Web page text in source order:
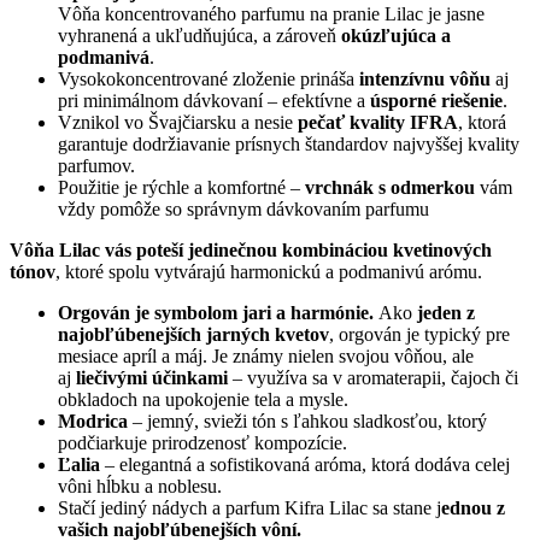
Vôňa koncentrovaného parfumu na pranie Lilac je jasne
vyhranená a ukľudňujúca, a zároveň okúzľujúca a
podmanivá.
Vysokokoncentrované zloženie prináša intenzívnu vôňu aj
pri minimálnom dávkovaní – efektívne a úsporné riešenie.
Vznikol vo Švajčiarsku a nesie pečať kvality IFRA, ktorá
garantuje dodržiavanie prísnych štandardov najvyššej kvality
parfumov.
Použitie je rýchle a komfortné – vrchnák s odmerkou vám
vždy pomôže so správnym dávkovaním parfumu
Vôňa Lilac vás poteší jedinečnou kombináciou kvetinových
tónov, ktoré spolu vytvárajú harmonickú a podmanivú arómu.
Orgován je symbolom jari a harmónie. Ako jeden z
najobľúbenejších jarných kvetov, orgován je typický pre
mesiace apríl a máj. Je známy nielen svojou vôňou, ale
aj liečivými účinkami – využíva sa v aromaterapii, čajoch či
obkladoch na upokojenie tela a mysle.
Modrica – jemný, svieži tón s ľahkou sladkosťou, ktorý
podčiarkuje prirodzenosť kompozície.
Ľalia – elegantná a sofistikovaná aróma, ktorá dodáva celej
vôni hĺbku a noblesu.
Stačí jediný nádych a parfum Kifra Lilac sa stane jednou z
vašich najobľúbenejších vôní.